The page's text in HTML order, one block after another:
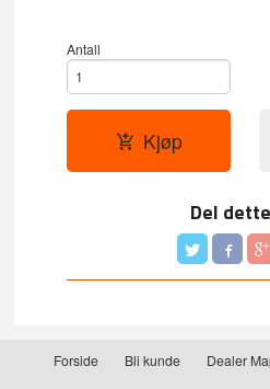
Antall
Kjøp
Del dette
Forside Bli kunde Dealer